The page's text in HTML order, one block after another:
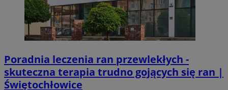
Poradnia leczenia ran przewlekłych -
skuteczna terapia trudno gojących się ran |
Świętochłowice